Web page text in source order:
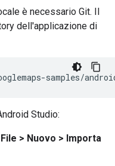
è necessario Git. Il
dell'applicazione di
samples/
Studio:
File > Nuovo > Importa